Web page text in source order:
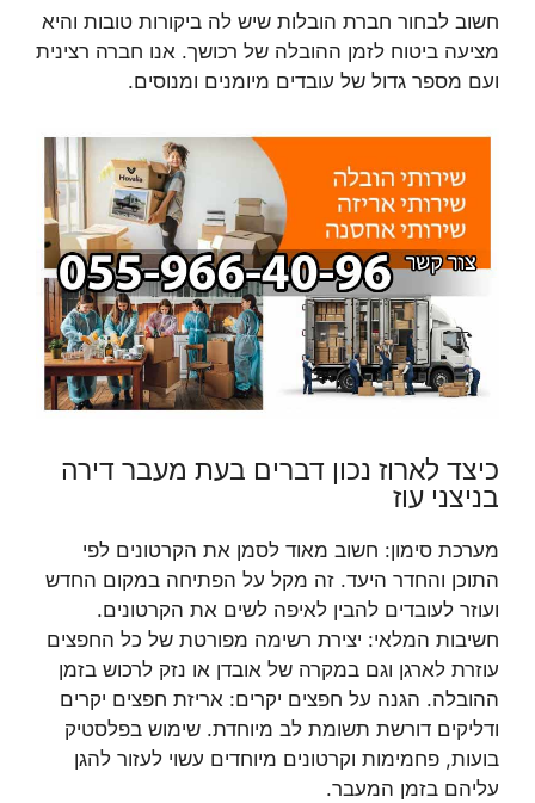
חשוב לבחור חברת הובלות שיש לה ביקורות טובות והיא
מציעה ביטוח לזמן ההובלה של רכושך. אנו חברה רצינית
ועם מספר גדול של עובדים מיומנים ומנוסים.
כיצד לארוז נכון דברים בעת מעבר דירה
בניצני עוז
מערכת סימון: חשוב מאוד לסמן את הקרטונים לפי
התוכן והחדר היעד. זה מקל על הפתיחה במקום החדש
ועוזר לעובדים להבין לאיפה לשים את הקרטונים.
חשיבות המלאי: יצירת רשימה מפורטת של כל החפצים
עוזרת לארגן וגם במקרה של אובדן או נזק לרכוש בזמן
ההובלה. הגנה על חפצים יקרים: אריזת חפצים יקרים
ודליקים דורשת תשומת לב מיוחדת. שימוש בפלסטיק
בועות, פחמימות וקרטונים מיוחדים עשוי לעזור להגן
עליהם בזמן המעבר.